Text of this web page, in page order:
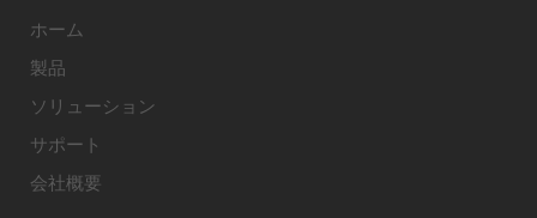
ホーム
製品
ソリューション
サポート
会社概要